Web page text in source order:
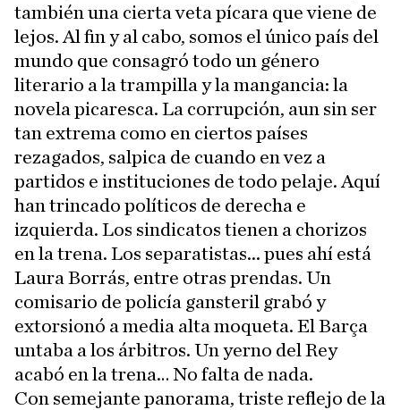
también una cierta veta pícara que viene de
lejos. Al fin y al cabo, somos el único país del
mundo que consagró todo un género
literario a la trampilla y la mangancia: la
novela picaresca. La corrupción, aun sin ser
tan extrema como en ciertos países
rezagados, salpica de cuando en vez a
partidos e instituciones de todo pelaje. Aquí
han trincado políticos de derecha e
izquierda. Los sindicatos tienen a chorizos
en la trena. Los separatistas... pues ahí está
Laura Borrás, entre otras prendas. Un
comisario de policía gansteril grabó y
extorsionó a media alta moqueta. El Barça
untaba a los árbitros. Un yerno del Rey
acabó en la trena… No falta de nada.
Con semejante panorama, triste reflejo de la